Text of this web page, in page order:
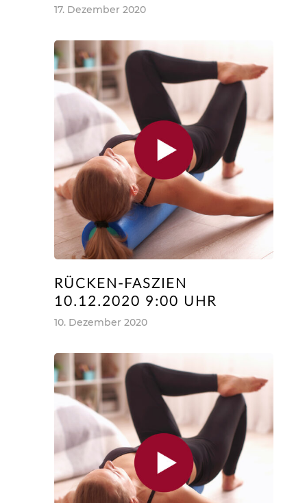
17. Dezember 2020
RÜCKEN-FASZIEN
10.12.2020 9:00 UHR
10. Dezember 2020